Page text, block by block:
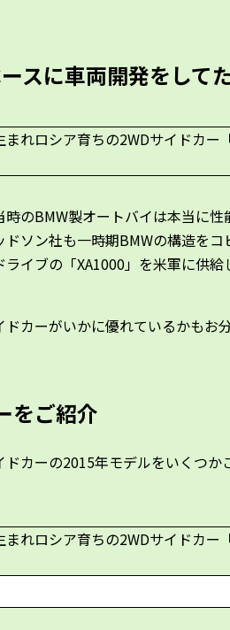
スに車両開発をして
のBMW製オートバイは本当に性
ソン社も一時期BMWの構造をコ
イブの「XA1000」を米軍に供給
カーがいかに優れているかもお
をご紹介
カーの2015年モデルをいくつか